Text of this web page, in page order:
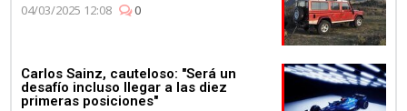
04/03/2025 12:08
0
Carlos Sainz, cauteloso: "Será un
desafío incluso llegar a las diez
primeras posiciones"